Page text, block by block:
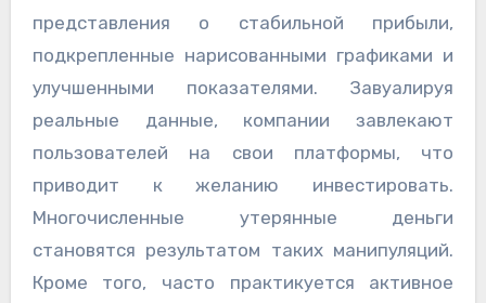
представления о стабильной прибыли,
подкрепленные нарисованными графиками и
улучшенными показателями. Завуалируя
реальные данные, компании завлекают
пользователей на свои платформы, что
приводит к желанию инвестировать.
Многочисленные утерянные деньги
становятся результатом таких манипуляций.
Кроме того, часто практикуется активное